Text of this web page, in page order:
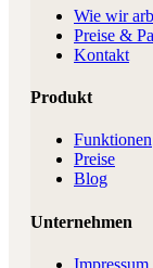
Wie wir
Preise &
Kontakt
Produkt
Funktionen
Preise
Blog
Unternehmen
Impressum